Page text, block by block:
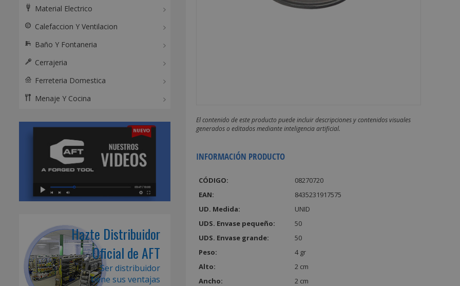
El contenido de este producto puede incluir descripciones y contenidos visuales
generados o editados mediante inteligencia artificial.
INFORMACIÓN PRODUCTO
CÓDIGO:
08270720
EAN:
8435231917575
UD. Medida:
UNID
UDS. Envase pequeño:
50
UDS. Envase grande:
50
Peso:
4 gr
Alto:
2 cm
Ancho:
2 cm
Material Electrico
Calefaccion Y Ventilacion
Baño Y Fontaneria
Cerrajeria
Ferreteria Domestica
Menaje Y Cocina
Hazte Distribuidor
Oficial de AFT
Ser distribuidor
tiene sus ventajas